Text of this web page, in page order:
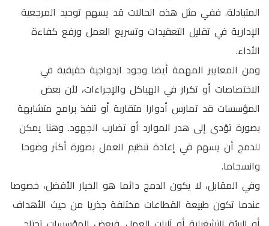
المتبادلة. ففي مثل هذه الحالات قد يسهم توحيد المرجعية
الإدارية في تقليل التعقيدات وتسريع العمل ورفع كفاءة
الأداء.
ومن المعايير المهمة أيضا وجود ازدواجية حقيقية في
الاختصاصات أو تكرار في الهياكل والإجراءات، لأن بعض
المؤسسات قد تمارس أدوارا متقاربة أو تنفذ برامج متشابهة
بصورة تؤدي إلى هدر الموارد أو تضارب الجهود. وهنا يمكن
للدمج أن يسهم في إعادة تنظيم العمل بصورة أكثر وضوحا
وانسجاما.
وفي المقابل، لا يكون الدمج دائما هو الخيار الأفضل، خصوصا
عندما تكون طبيعة القطاعات مختلفة جذريا من حيث الأهداف